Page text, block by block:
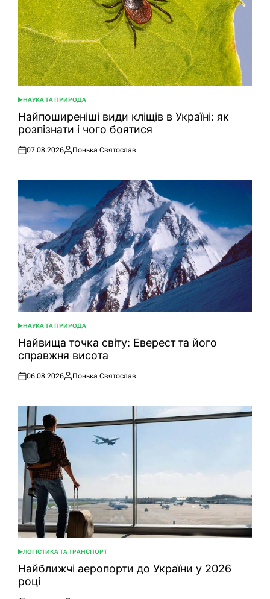
ОПУБЛІКУВАТИ
У
НАУКА ТА ПРИРОДА
Найпоширеніші види кліщів в Україні: як
розпізнати і чого боятися
Оприлюднено
07.08.2026
Опубліковано
Понька Святослав
ОПУБЛІКУВАТИ
У
НАУКА ТА ПРИРОДА
Найвища точка світу: Еверест та його
справжня висота
Оприлюднено
06.08.2026
Опубліковано
Понька Святослав
ОПУБЛІКУВАТИ
У
ЛОГІСТИКА ТА ТРАНСПОРТ
Найближчі аеропорти до України у 2026
році